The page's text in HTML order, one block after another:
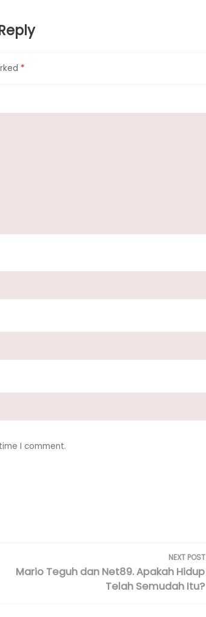
*
I comment.
NEXT POST
Mario Teguh dan Net89. Apakah Hidup
Telah Semudah Itu?